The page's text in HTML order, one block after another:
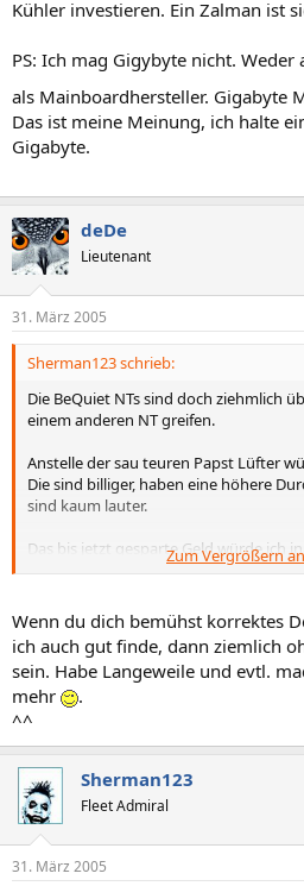
Kühler investieren. Ein Zalman ist
PS: Ich mag Gigybyte nicht. Weder
als Mainboardhersteller. Gigabyte
Das ist meine Meinung, ich halte
Gigabyte.
deDe
Lieutenant
31. März 2005
Sherman123 schrieb:
Die BeQuiet NTs sind doch ziehmlich
einem anderen NT greifen.
Anstelle der sau teuren Papst Lüfter
Die sind billiger, haben eine höhere
sind kaum lauter.
Das bis jetzt gesparte Geld würde ich
investieren. Ein Zalman ist sicher nicht
PS: Ich mag Gigybyte nicht. Weder als
Mainboardhersteller. Gigabyte
meine Meinung, ich halte einfach
Zum Vergrößern
Wenn du dich bemühst korrektes
ich auch gut finde, dann ziemlich
sein. Habe Langeweile und evtl.
mehr
.
^^
Sherman123
Fleet Admiral
31. März 2005